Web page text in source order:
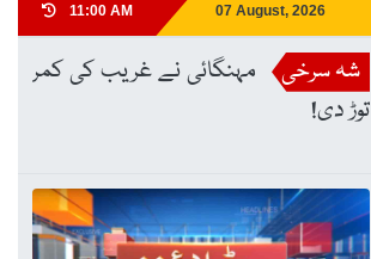
11:00 AM 07 August, 2026
شہ سرخی
مہنگائی نے غریب کی کمر
توڑ دی!